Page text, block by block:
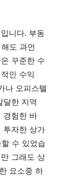
니다. 부동
도 과언
꾸준한 수
인 수익
나 오피스텔
달한 지역
경험한 바
투자한 상가
수 있었습
그래도 상
요소중 하